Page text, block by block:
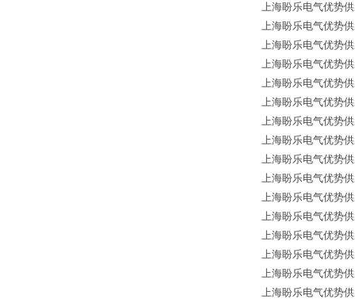
上海盼乐电气优势
上海盼乐电气优势
上海盼乐电气优势
上海盼乐电气优势
上海盼乐电气优势
上海盼乐电气优势
上海盼乐电气优势
上海盼乐电气优势
上海盼乐电气优势
上海盼乐电气优势
上海盼乐电气优势
上海盼乐电气优势
上海盼乐电气优势
上海盼乐电气优势
上海盼乐电气优势
上海盼乐电气优势